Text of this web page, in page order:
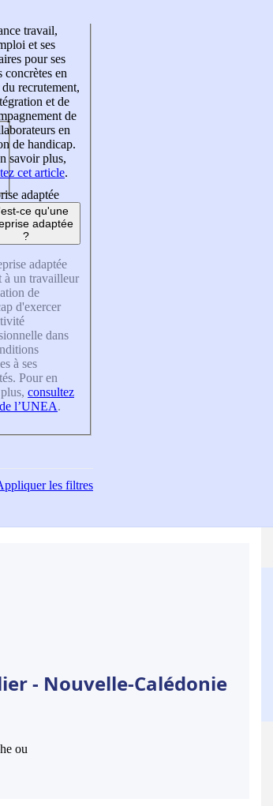
travail,
et ses
pour ses
concrètes en
recrutement,
et de
de
en
de handicap.
savoir plus,
cet article.
adaptée
ce qu'une
adaptée
?
adaptée
à un travailleur
de
d'exercer
dans
à ses
Pour en
consultez
l’UNEA.
les filtres
- Nouvelle-Calédonie
ou